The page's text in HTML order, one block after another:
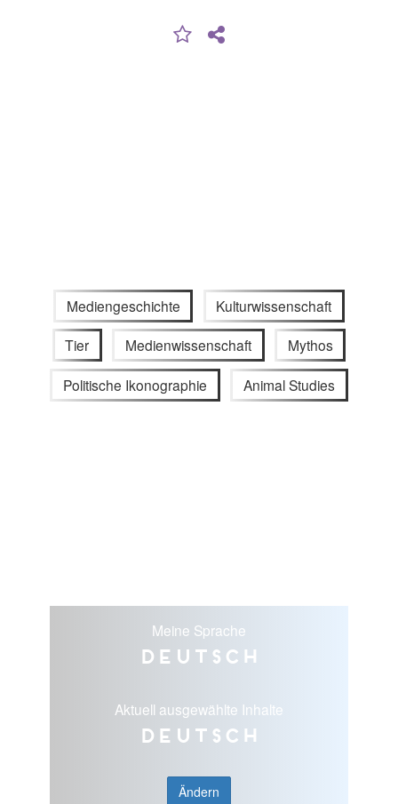
Mediengeschichte Kulturwissenschaft
Tier Medienwissenschaft Mythos
Politische Ikonographie Animal Studies
Meine Sprache
Deutsch
Aktuell ausgewählte Inhalte
Deutsch
Ändern